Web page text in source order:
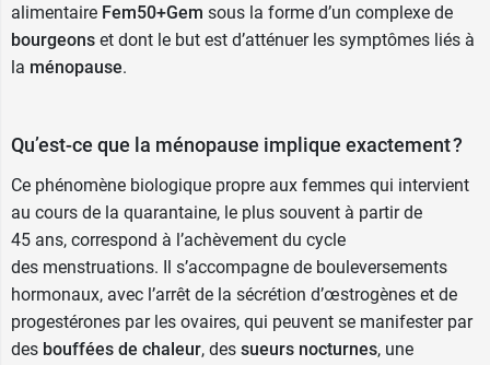
alimentaire Fem50+Gem sous la forme d’un complexe de
bourgeons et dont le but est d’atténuer les symptômes liés à
la ménopause.
Qu’est-ce que la ménopause implique exactement ?
Ce phénomène biologique propre aux femmes qui intervient
au cours de la quarantaine, le plus souvent à partir de
45 ans, correspond à l’achèvement du cycle
des menstruations. Il s’accompagne de bouleversements
hormonaux, avec l’arrêt de la sécrétion d’œstrogènes et de
progestérones par les ovaires, qui peuvent se manifester par
des bouffées de chaleur, des sueurs nocturnes, une